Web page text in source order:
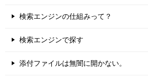
検索エンジンの仕組みって？
検索エンジンで探す
添付ファイルは無闇に開かない。